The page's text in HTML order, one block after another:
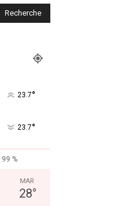
23.7°
23.7°
99 %
MAR
28°